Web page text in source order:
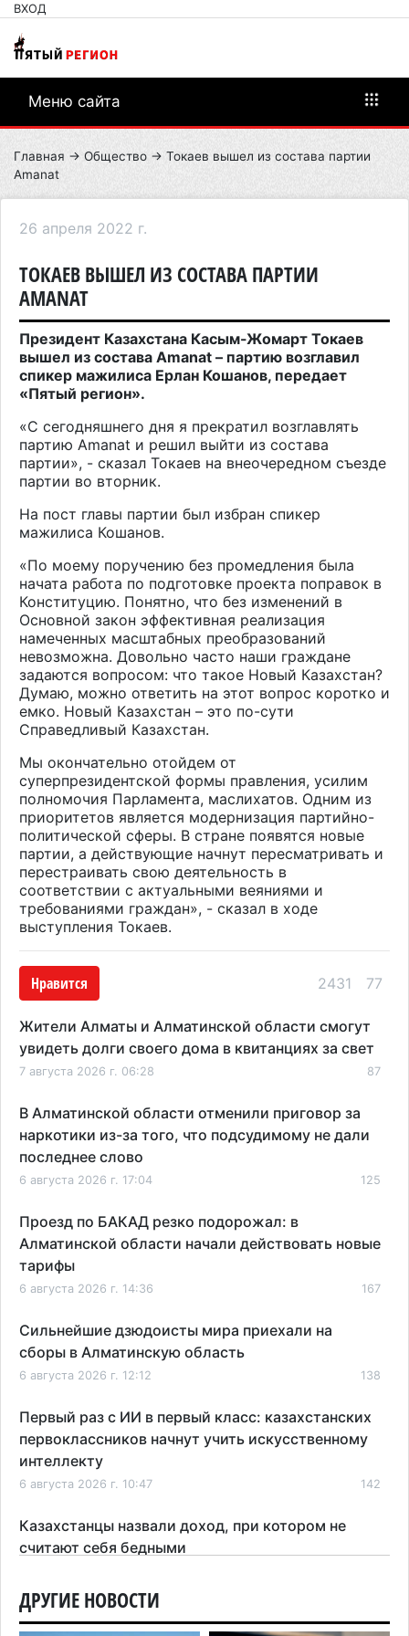
ВХОД
Меню сайта
Главная → Общество → Токаев вышел из состава партии
Amanat
26 апреля 2022 г.
ТОКАЕВ ВЫШЕЛ ИЗ СОСТАВА ПАРТИИ
AMANAT
Президент Казахстана Касым-Жомарт Токаев
вышел из состава Amanat – партию возглавил
спикер мажилиса Ерлан Кошанов, передает
«Пятый регион».
«С сегодняшнего дня я прекратил возглавлять
партию Amanat и решил выйти из состава
партии», - сказал Токаев на внеочередном съезде
партии во вторник.
На пост главы партии был избран спикер
мажилиса Кошанов.
«По моему поручению без промедления была
начата работа по подготовке проекта поправок в
Конституцию. Понятно, что без изменений в
Основной закон эффективная реализация
намеченных масштабных преобразований
невозможна. Довольно часто наши граждане
задаются вопросом: что такое Новый Казахстан?
Думаю, можно ответить на этот вопрос коротко и
емко. Новый Казахстан – это по-сути
Справедливый Казахстан.
Мы окончательно отойдем от
суперпрезидентской формы правления, усилим
полномочия Парламента, маслихатов. Одним из
приоритетов является модернизация партийно-
политической сферы. В стране появятся новые
партии, а действующие начнут пересматривать и
перестраивать свою деятельность в
соответствии с актуальными веяниями и
требованиями граждан», - сказал в ходе
выступления Токаев.
Нравится 2431 77
Жители Алматы и Алматинской области смогут
увидеть долги своего дома в квитанциях за свет
7 августа 2026 г. 06:28 87
В Алматинской области отменили приговор за
наркотики из-за того, что подсудимому не дали
последнее слово
6 августа 2026 г. 17:04 125
Проезд по БАКАД резко подорожал: в
Алматинской области начали действовать новые
тарифы
6 августа 2026 г. 14:36 167
Сильнейшие дзюдоисты мира приехали на
сборы в Алматинскую область
6 августа 2026 г. 12:12 138
Первый раз с ИИ в первый класс: казахстанских
первоклассников начнут учить искусственному
интеллекту
6 августа 2026 г. 10:47 142
Казахстанцы назвали доход, при котором не
считают себя бедными
Пожар в Аксайском ущелье под Алматы
ДРУГИЕ НОВОСТИ